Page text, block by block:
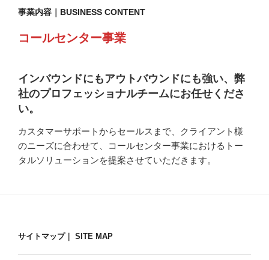
事業内容｜BUSINESS CONTENT
コールセンター事業
インバウンドにもアウトバウンドにも強い、弊
社のプロフェッショナルチームにお任せくださ
い。
カスタマーサポートからセールスまで、クライアント様
のニーズに合わせて、コールセンター事業におけるトー
タルソリューションを提案させていただきます。
サイトマップ｜ SITE MAP